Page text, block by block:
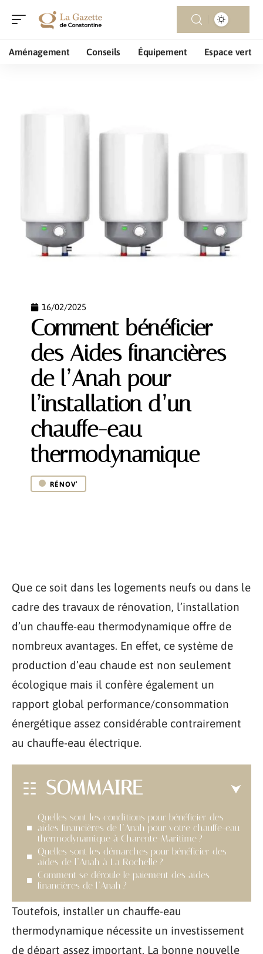
Aménagement Conseils Équipement Espace vert
16/02/2025
Comment bénéficier
des Aides financières
de l’Anah pour
l’installation d’un
chauffe-eau
thermodynamique
RÉNOV’
Que ce soit dans les logements neufs ou dans le
cadre des travaux de rénovation, l’installation
d’un chauffe-eau thermodynamique offre de
nombreux avantages. En effet, ce système de
production d’eau chaude est non seulement
écologique mais il confère également un
rapport global performance/consommation
énergétique assez considérable contrairement
au chauffe-eau électrique.
SOMMAIRE
Quelles sont les conditions pour bénéficier des
aides financières de l’Anah pour votre chauffe-eau
thermodynamique à Charente-Maritime ?
Quelles sont les démarches pour bénéficier des
aides de l’Anah à La Rochelle ?
Comment se déroule le paiement des aides
financières de l’Anah ?
Toutefois, installer un chauffe-eau
thermodynamique nécessite un investissement
de départ assez important. La bonne nouvelle